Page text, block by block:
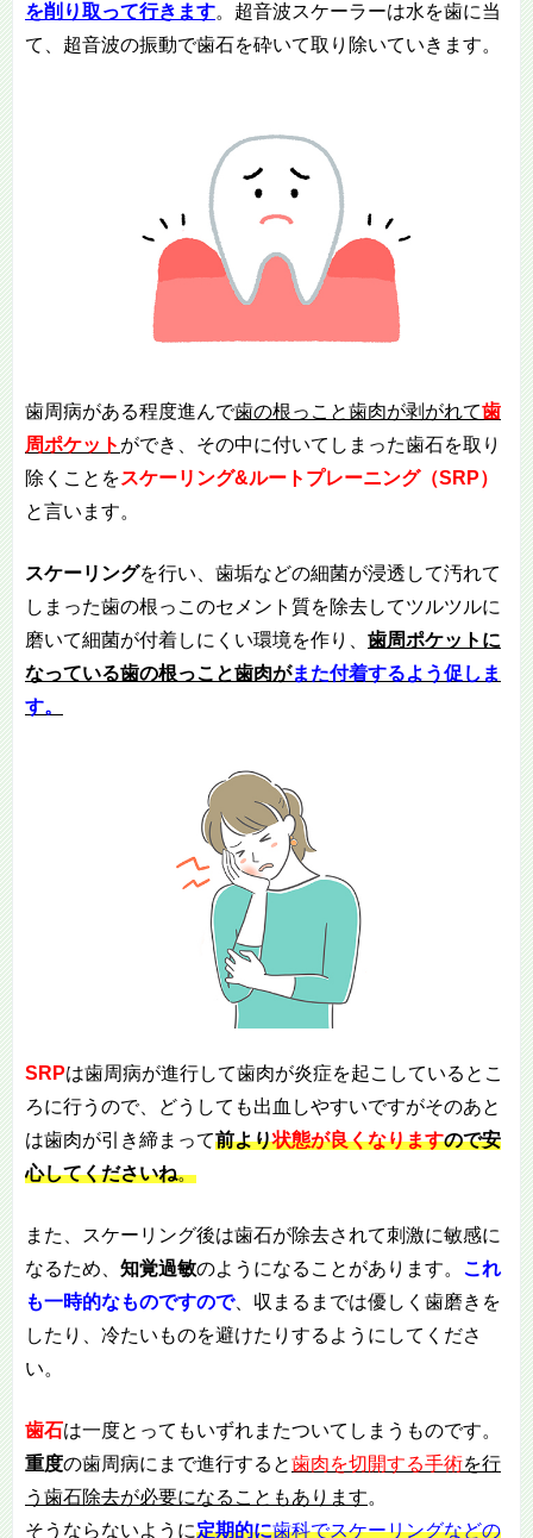
を削り取って行きます。超音波スケーラーは水を歯に当
て、超音波の振動で歯石を砕いて取り除いていきます。
歯周病がある程度進んで歯の根っこと歯肉が剥がれて歯
周ポケット ができ、その中に付いてしまった歯石を取り
除くことをスケーリング&ルートプレーニング（SRP）
と言います。
スケーリングを行い、歯垢などの細菌が浸透して汚れて
しまった歯の根っこのセメント質を除去してツルツルに
磨いて細菌が付着しにくい環境を作り、 歯周ポケットに
なっている歯の根っこと歯肉がまた付着するよう促しま
す。
SRPは歯周病が進行して歯肉が炎症を起こしているとこ
ろに行うので、どうしても出血しやすいですがそのあと
は歯肉が引き締まって前より状態が良くなりますので安
心してくださいね。
また、スケーリング後は歯石が除去されて刺激に敏感に
なるため、 知覚過敏のようになることがあります。 これ
も一時的なものですので、収まるまでは優しく歯磨きを
したり、冷たいものを避けたりするようにしてくださ
い。
歯石は一度とってもいずれまたついてしまうものです。
重度の歯周病にまで進行すると歯肉を切開する手術を行
う歯石除去が必要になることもあります。
そうならないように定期的に歯科でスケーリングなどの